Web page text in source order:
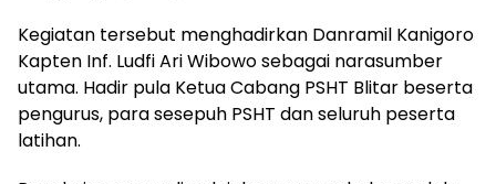
Kegiatan tersebut menghadirkan Danramil Kanigoro
Kapten Inf. Ludfi Ari Wibowo sebagai narasumber
utama. Hadir pula Ketua Cabang PSHT Blitar beserta
pengurus, para sesepuh PSHT dan seluruh peserta
latihan.